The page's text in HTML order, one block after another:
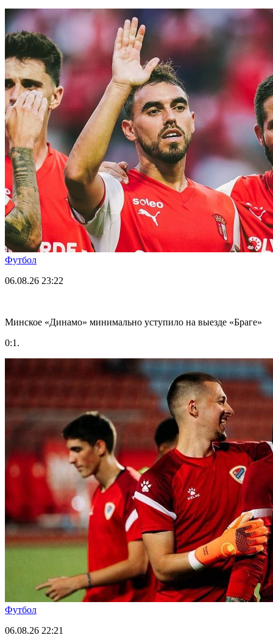
Футбол
06.08.26 23:22
Минское «Динамо» минимально уступило на выезде «Браге»
0:1.
Футбол
06.08.26 22:21